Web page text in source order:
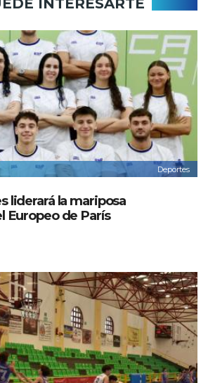
INTERESARTE
Deportes
liderará la mariposa
Europeo de París